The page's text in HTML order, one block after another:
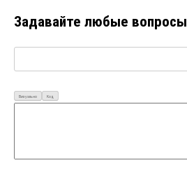
Задавайте любые вопросы
Визуально Код